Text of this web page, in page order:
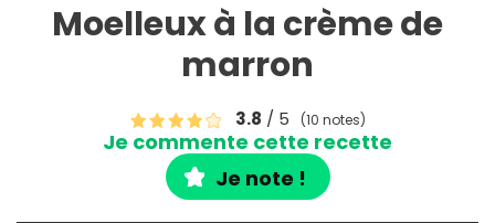
Moelleux à la crème de
marron
3.8 / 5 (10 notes)
Je commente cette recette
Je note !